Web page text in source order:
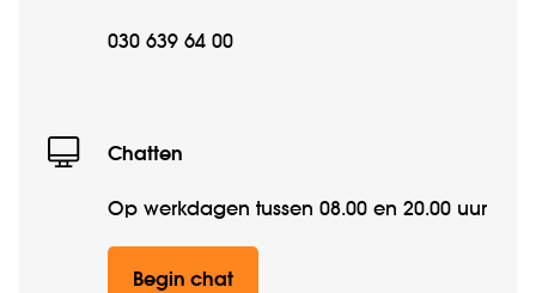
030 639 64 00
Chatten
Op werkdagen tussen 08.00 en 20.00 uur
Begin chat